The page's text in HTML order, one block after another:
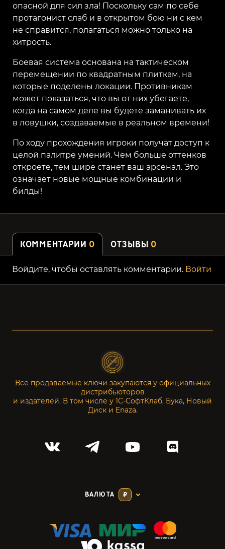
опасной для сил зла! Поскольку сам по себе
протагонист слаб и в открытом бою ни с кем
не справится, полагаться можно только на
хитрость.
Боевая система основана на тактическом
перемещении по квадратным плиткам, на
которые поделены локации. Противникам
может показаться, что вы от них убегаете,
когда на самом деле вы будете заманивать их
в ловушки, создаваемые в реальном времени!
По ходу прохождения игроки получат доступ к
целой палитре умений. Чем больше оттенков
откроете, тем шире станет ваш арсенал. Это
означает новые мощные комбинации и
билды!
КОММЕНТАРИИ 0 ОТЗЫВЫ 0
Войдите, чтобы оставлять комментарии. Войти
Все продаваемые ключи закупаются у официальных
дистрибьюторов
и издателей. В том числе у 1С-СофтКлаб, Бука, Новый
Диск и Enaza.
ВАЛЮТА ₽